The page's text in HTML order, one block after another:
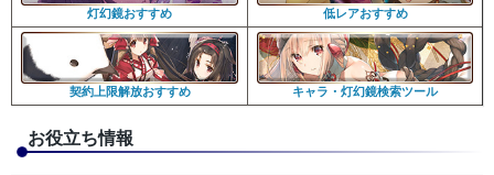
灯幻鏡おすすめ 低レアおすすめ
契約上限解放おすすめ キャラ・灯幻鏡検索ツール
お役立ち情報